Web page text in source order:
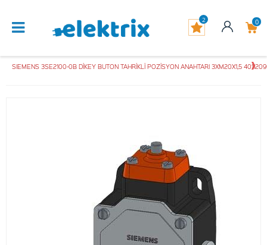
0
2
SIEMENS 3SE2100-0B DİKEY BUTON TAHRİKLİ POZİSYON ANAHTARI 3XM20X1,5